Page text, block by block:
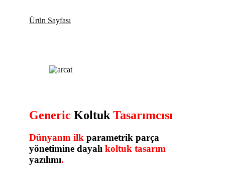
Ürün Sayfası
Generic Koltuk Tasarımcısı
Dünyanın ilk parametrik parça
yönetimine dayalı koltuk tasarım
yazılımı.